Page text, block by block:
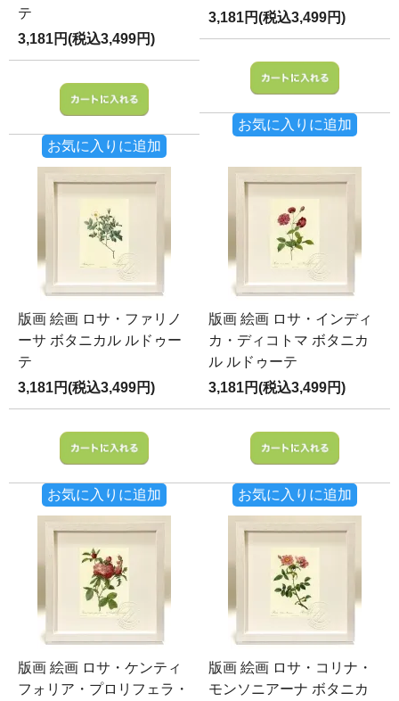
テ
3,181円(税込3,499円)
お気に入りに追加
3,181円(税込3,499円)
お気に入りに追加
版画 絵画 ロサ・ファリノ
ーサ ボタニカル ルドゥー
テ
3,181円(税込3,499円)
お気に入りに追加
版画 絵画 ロサ・インディ
カ・ディコトマ ボタニカ
ル ルドゥーテ
3,181円(税込3,499円)
お気に入りに追加
版画 絵画 ロサ・ケンティ
フォリア・プロリフェラ・
版画 絵画 ロサ・コリナ・
モンソニアーナ ボタニカ